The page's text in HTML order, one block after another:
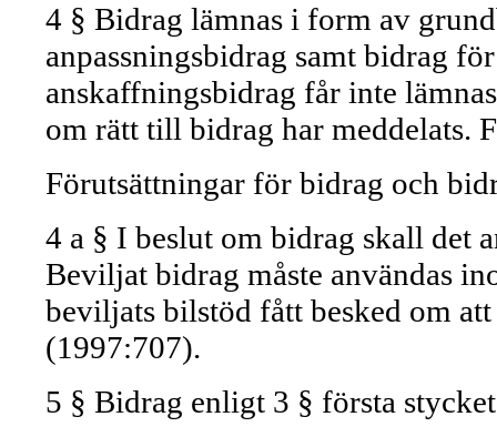
4 § Bidrag lämnas i form av
anpassningsbidrag samt bidrag
anskaffningsbidrag får inte
om rätt till bidrag har meddelats.
Förutsättningar för bidrag och
4 a § I beslut om bidrag skall det
Beviljat bidrag måste användas
beviljats bilstöd fått besked om
(1997:707).
5 § Bidrag enligt 3 § första